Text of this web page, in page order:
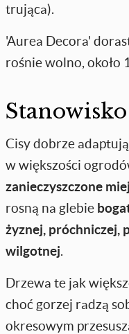
trująca).
'Aurea Decora'
rośnie wolno, około
Cisy dobrze
w większości
zanieczyszczone
rosną na glebie
żyznej, próchniczej,
wilgotnej.
Drzewa te jak
choć gorzej radzą
okresowym